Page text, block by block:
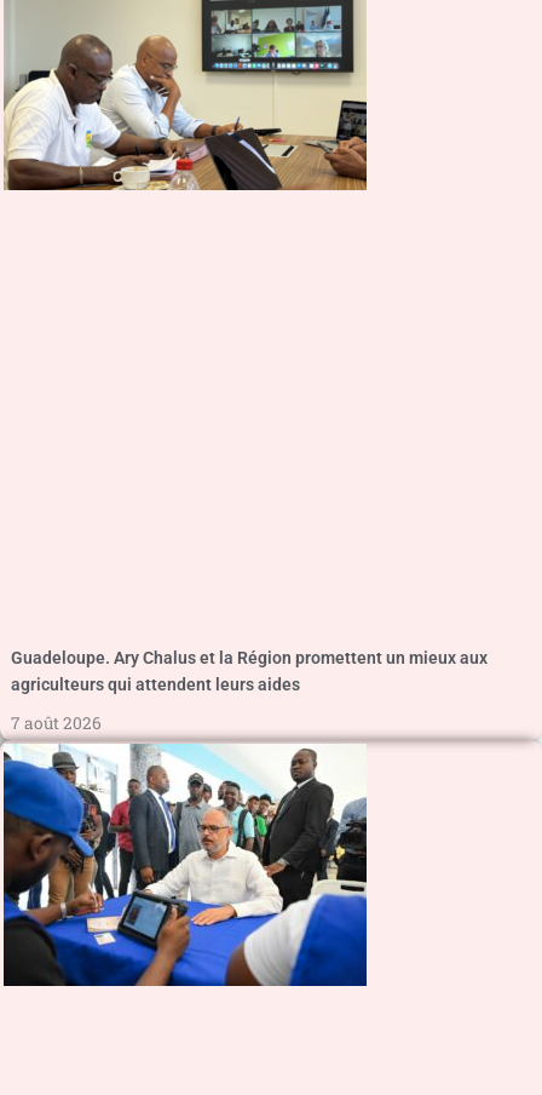
Guadeloupe. Ary Chalus et la Région promettent un mieux aux
agriculteurs qui attendent leurs aides
7 août 2026